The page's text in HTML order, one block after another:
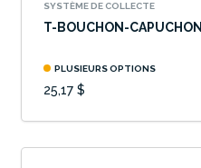
SYSTÈME DE COLLECTE
T-BOUCHON-
PLUSIEURS OPTIONS
25,17 $